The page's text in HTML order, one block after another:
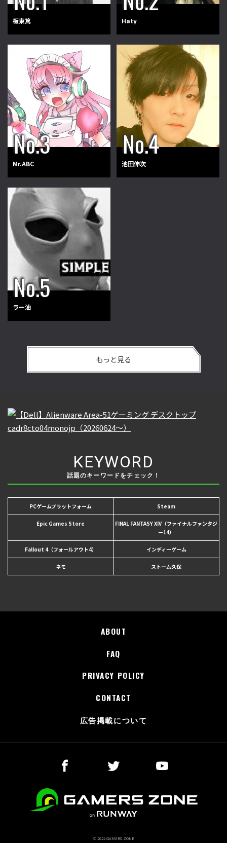
板東篤 Haty
Mr.ABC 池田伸次
ラー油
もっと見る
KEYWORD
話題のキーワードをチェック！
PCゲームプラットフォーム Steam
Epic Games Store
FINAL FANTASY XIV（ファイナルファンタジ
ー14）
Fallout 4（フォールアウト4） インディーゲーム
ネモ ストーム久保
ABOUT
FAQ
PRIVACY POLICY
CONTACT
広告掲載について
© 2022 GAMERS ZONE